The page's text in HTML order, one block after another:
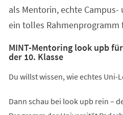
als Mentorin, echte
ein tolles Rahmenprogramm
MINT-Mentoring look upb
der 10. Klasse
Du willst wissen, wie echtes Uni-
Dann schau bei look upb rein –